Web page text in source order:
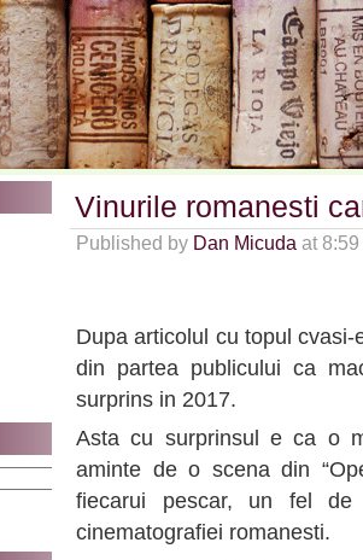
Vinurile romanesti
Published by Dan Micuda at
Dupa articolul cu topul
din partea publicului ca
surprins in 2017.
Asta cu surprinsul e ca o
aminte de o scena din
fiecarui pescar, un fel de
cinematografiei romanesti.